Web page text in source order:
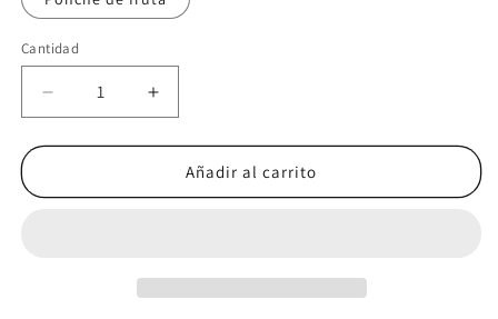
Cantidad
Cantidad
Reducir cantidad para The Shadow 270 gr
Aumentar cantidad para The Shadow
Añadir al carrito